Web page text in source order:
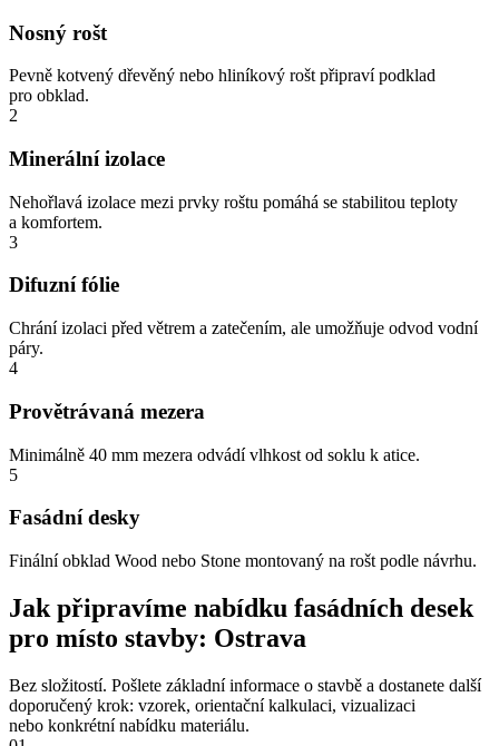
Nosný rošt
Pevně kotvený dřevěný nebo hliníkový rošt připraví podklad
pro obklad.
2
Minerální izolace
Nehořlavá izolace mezi prvky roštu pomáhá se stabilitou teploty
a komfortem.
3
Difuzní fólie
Chrání izolaci před větrem a zatečením, ale umožňuje odvod vodní
páry.
4
Provětrávaná mezera
Minimálně 40 mm mezera odvádí vlhkost od soklu k atice.
5
Fasádní desky
Finální obklad Wood nebo Stone montovaný na rošt podle návrhu.
Jak připravíme nabídku fasádních desek
pro místo stavby: Ostrava
Bez složitostí. Pošlete základní informace o stavbě a dostanete další
doporučený krok: vzorek, orientační kalkulaci, vizualizaci
nebo konkrétní nabídku materiálu.